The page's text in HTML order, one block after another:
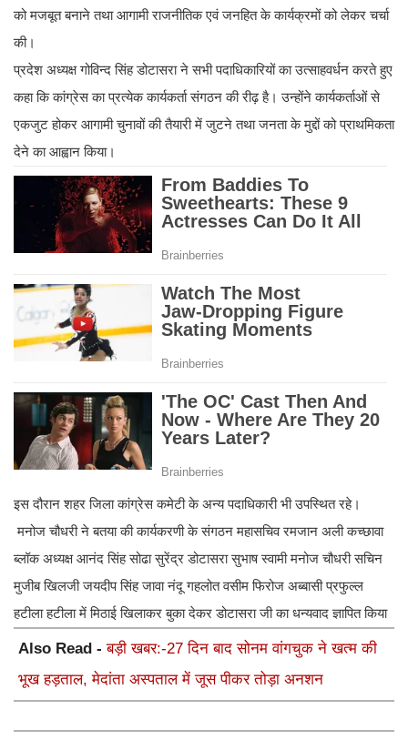
को मजबूत बनाने तथा आगामी राजनीतिक एवं जनहित के कार्यक्रमों को लेकर चर्चा
की।
प्रदेश अध्यक्ष गोविन्द सिंह डोटासरा ने सभी पदाधिकारियों का उत्साहवर्धन करते हुए
कहा कि कांग्रेस का प्रत्येक कार्यकर्ता संगठन की रीढ़ है। उन्होंने कार्यकर्ताओं से
एकजुट होकर आगामी चुनावों की तैयारी में जुटने तथा जनता के मुद्दों को प्राथमिकता
देने का आह्वान किया।
इस दौरान शहर जिला कांग्रेस कमेटी के अन्य पदाधिकारी भी उपस्थित रहे।
मनोज चौधरी ने बतया की कार्यकरणी के संगठन महासचिव रमजान अली कच्छावा
ब्लॉक अध्यक्ष आनंद सिंह सोढा सुरेंद्र डोटासरा सुभाष स्वामी मनोज चौधरी सचिन
मुजीब खिलजी जयदीप सिंह जावा नंदू गहलोत वसीम फिरोज अब्बासी प्रफुल्ल
हटीला हटीला में मिठाई खिलाकर बुका देकर डोटासरा जी का धन्यवाद ज्ञापित किया
Also Read -बड़ी खबर:-27 दिन बाद सोनम वांगचुक ने खत्म की
भूख हड़ताल, मेदांता अस्पताल में जूस पीकर तोड़ा अनशन